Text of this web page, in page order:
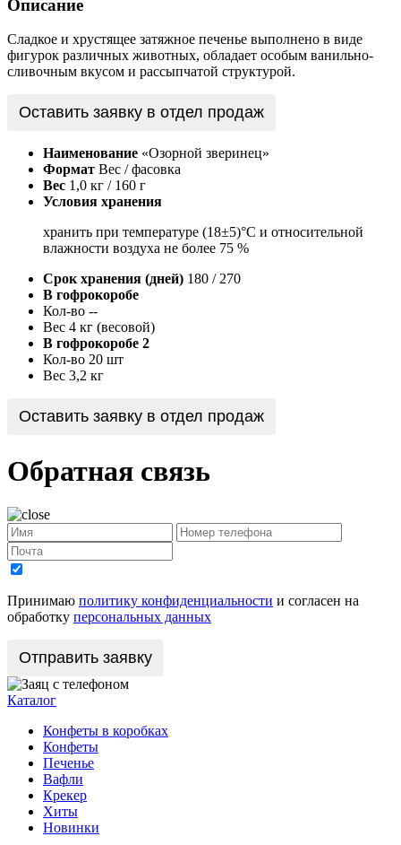
Описание
Сладкое и хрустящее затяжное печенье выполнено в виде
фигурок различных животных, обладает особым ванильно-
сливочным вкусом и рассыпчатой структурой.
Оставить заявку в отдел продаж
Наименование «Озорной зверинец»
Формат Вес / фасовка
Вес 1,0 кг / 160 г
Условия хранения
хранить при температуре (18±5)°С и относительной
влажности воздуха не более 75 %
Срок хранения (дней) 180 / 270
В гофрокоробе
Кол-во --
Вес 4 кг (весовой)
В гофрокоробе 2
Кол-во 20 шт
Вес 3,2 кг
Оставить заявку в отдел продаж
Обратная связь
Принимаю политику конфиденциальности и согласен на
обработку персональных данных
Каталог
Конфеты в коробках
Конфеты
Печенье
Вафли
Крекер
Хиты
Новинки